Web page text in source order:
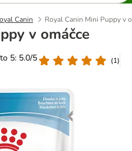
Canin Royal Canin Mini Puppy v
v omáčce
5: 5.0/5
(1)